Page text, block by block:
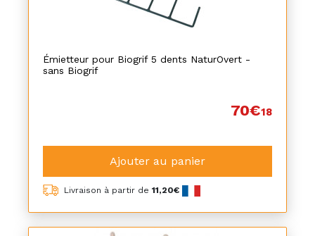
Émietteur pour Biogrif 5 dents NaturOvert -
sans Biogrif
70€18
Ajouter au panier
Livraison à partir de 11,20€